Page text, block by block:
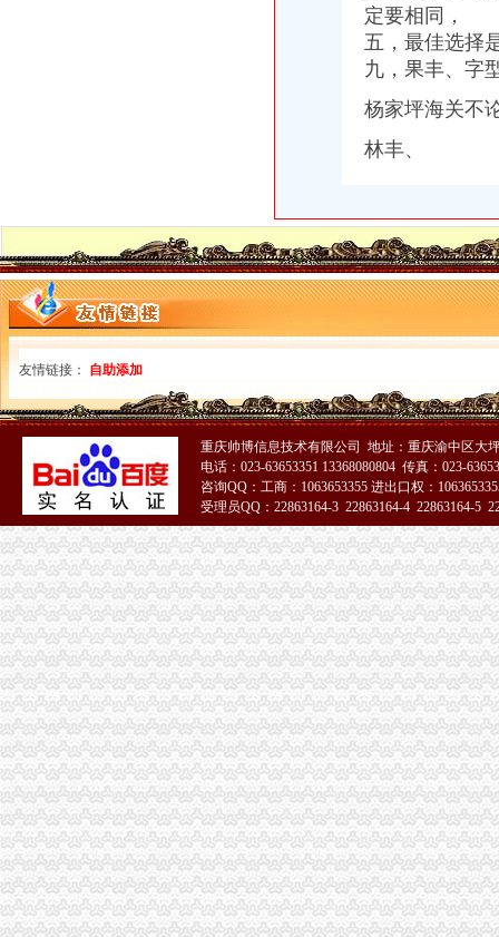
【销售代表（江北）招聘】可口可乐（重庆）饮料有限公司新招聘信
万达广场铭邸商铺出售,杨家坪步行街,成熟商圈,大型商业体,轻轨
谢家湾立交改造月底通车-房产新闻-重庆搜狐焦点网
谢家湾街道办事处搬迁公告_全搜九龙坡网
重庆谢家湾房产网,重庆谢家湾楼盘,2018年谢家湾新开楼盘信息,
【重庆谢家湾商铺】-乐居重庆二手房
石桥铺海关
【石桥铺会计实操培训班】价格,厂家,职业培训-搜了网
海关到富丽大酒店公交_怎么坐车_怎么走_要多久_同程旅游公交
职位,新职位信息-汇博网
重庆石桥铺公司注册**营业执照重庆工商注册今题网
速8酒店（重庆石桥铺地铁站店）（原重庆石桥铺店）预订_价格_电话_
石坪桥海关
重庆沙坪坝门户网
【遵义红花岗二手运动转让_交易市场】-遵义赶集网
重庆店列表-重庆房大全-重庆24小时店名单
《重庆与世界》市场发行网络名单-《重庆与世界》2005年第04期-吾喜
重庆小面那家好,重庆小面50都有那家-阿里巴巴行业问答
九龙坡周边海关
【德二手摩托车转让/交易市场】-德赶集网
重庆珞璜千万吨级长江枢纽港动工串起一带一路_中国江苏网
上海：崇明岛定位为“生态岛”
武隆2日1晚跟团游·天坑+地缝+芙蓉洞经济住宿-【携程旅游】
重庆港：有望成为未来西南物流集中心_hc360慧聪网工程机械行业频
二郎海关
柳市到潍坊直达汽车柳市客运
权威发布|助推自贸区建设,重庆主城各区大招频出_新闻中心_中国网
上半年重庆经济社会发展亮点频显——人民网·重庆视窗—重庆权威新
小松挖机橡胶履带批发市场_小松挖机橡胶履带买卖价格_勤加缘网
广东餐饮美食-广东深圳二郎田（沙头角店）-二郎田（沙头角店）
陈家坪海关
看清楚了主城149个公交车站改名-搜狐滚动
2013年中国重庆渝洽会-国际汽车摩托车及零部件展览会-展会网-中国设
定要相同，
五，最佳选择
九，果丰、字
杨家坪海关不
林丰、
友情链接： 自助添加
重庆帅博信息技术有限公司 地址：重庆渝中区大
电话：023-63653351 13368080804 传真：023-
咨询QQ：工商：1063653355 进出口权：
受理员QQ：22863164-3 22863164-4 22863164-5
51La